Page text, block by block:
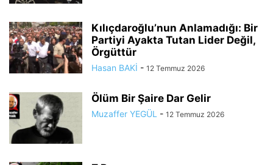
Kılıçdaroğlu’nun Anlamadığı: Bir
Partiyi Ayakta Tutan Lider Değil,
Örgüttür
Hasan BAKİ - 12 Temmuz 2026
Ölüm Bir Şaire Dar Gelir
Muzaffer YEGÜL - 12 Temmuz 2026